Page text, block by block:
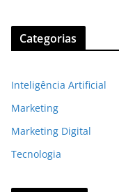
Categorias
Inteligência Artificial
Marketing
Marketing Digital
Tecnologia